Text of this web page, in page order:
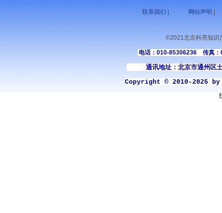
联系我们 网站声明
©2021北京科亮知识
电话：010-85306236 传真
通讯地址：北京市通州区土
Copyright © 2010-2025